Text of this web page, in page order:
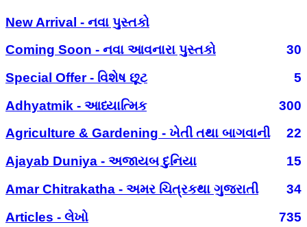
New Arrival - નવા પુસ્તકો
Coming Soon - નવા આવનારા પુસ્તકો
30
Special Offer - વિશેષ છૂટ
5
Adhyatmik - આધ્યાત્મિક
300
Agriculture & Gardening - ખેતી તથા બાગવાની
22
Ajayab Duniya - અજાયબ દુનિયા
15
Amar Chitrakatha - અમર ચિત્રકથા ગુજરાતી
34
Articles - લેખો
735